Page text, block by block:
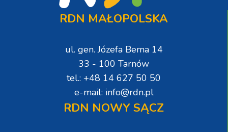
RDN MAŁOPOLSKA
ul. gen. Józefa Bema 14
33 - 100 Tarnów
tel.: +48 14 627 50 50
e-mail: info@rdn.pl
RDN NOWY SĄCZ